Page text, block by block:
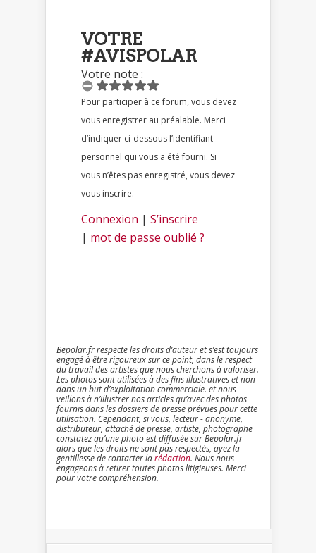
VOTRE
#AVISPOLAR
Votre note :
Pour participer à ce forum, vous devez
vous enregistrer au préalable. Merci
d’indiquer ci-dessous l’identifiant
personnel qui vous a été fourni. Si
vous n’êtes pas enregistré, vous devez
vous inscrire.
Connexion | S’inscrire
| mot de passe oublié ?
Bepolar.fr respecte les droits d’auteur et s’est toujours
engagé à être rigoureux sur ce point, dans le respect
du travail des artistes que nous cherchons à valoriser.
Les photos sont utilisées à des fins illustratives et non
dans un but d’exploitation commerciale. et nous
veillons à n’illustrer nos articles qu’avec des photos
fournis dans les dossiers de presse prévues pour cette
utilisation. Cependant, si vous, lecteur - anonyme,
distributeur, attaché de presse, artiste, photographe
constatez qu’une photo est diffusée sur Bepolar.fr
alors que les droits ne sont pas respectés, ayez la
gentillesse de contacter larédaction. Nous nous
engageons à retirer toutes photos litigieuses. Merci
pour votre compréhension.